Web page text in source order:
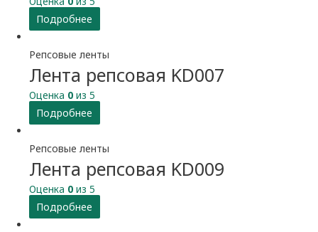
Подробнее
Репсовые ленты
Лента репсовая KD007
Оценка 0 из 5
Подробнее
Репсовые ленты
Лента репсовая KD009
Оценка 0 из 5
Подробнее